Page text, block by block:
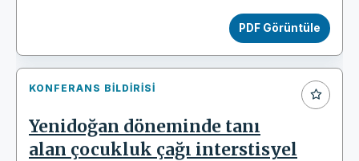
PDF Görüntüle
KONFERANS BILDIRISI
Yenidoğan döneminde tanı
alan çocukluk çağı interstisyel